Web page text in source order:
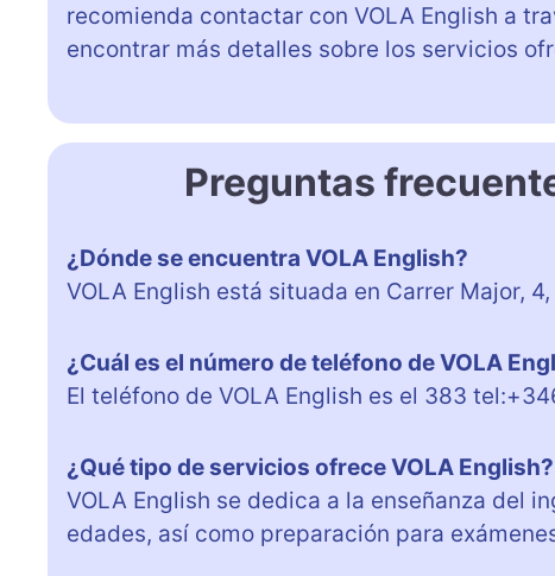
recomienda contactar con VOLA English a
encontrar más detalles sobre los servicios
Preguntas
¿Dónde se encuentra VOLA English?
VOLA English está situada en Carrer Major,
¿Cuál es el número de teléfono de VOLA
El teléfono de VOLA English es el 383
¿Qué tipo de servicios ofrece VOLA English?
VOLA English se dedica a la enseñanza del
edades, así como preparación para